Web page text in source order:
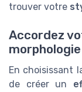
trouver votre
Accordez
morphologie
En choisissant
de créer un